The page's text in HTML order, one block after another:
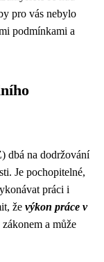
pro vás nebylo
podmínkami a
dbá na dodržování
Je pochopitelné,
práci i
že výkon práce v
a může